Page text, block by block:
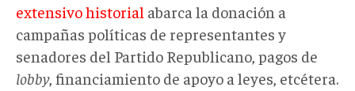
extensivo historial abarca la donación a
campañas políticas de representantes y
senadores del Partido Republicano, pagos de
lobby, financiamiento de apoyo a leyes, etcétera.